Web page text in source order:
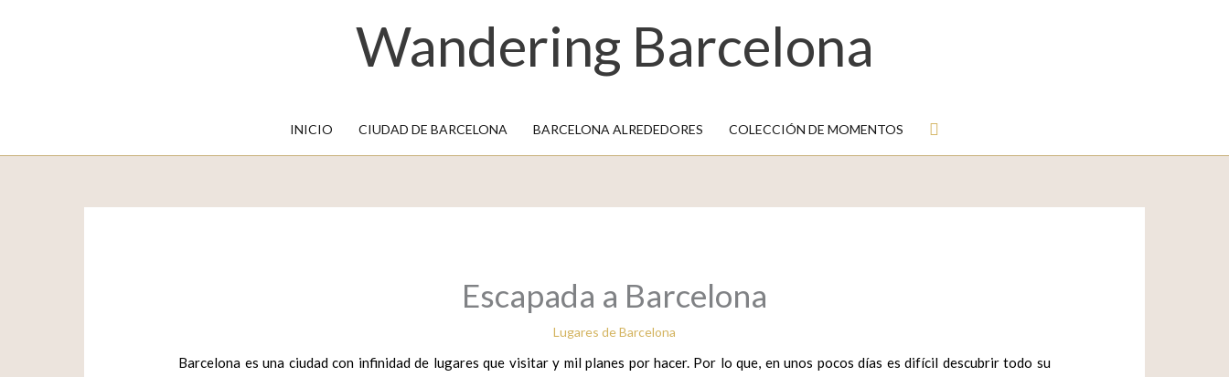
Wandering Barcelona
INICIO CIUDAD DE BARCELONA BARCELONA ALREDEDORES COLECCIÓN DE MOMENTOS Buscar
Escapada a Barcelona
Lugares de Barcelona
Barcelona es una ciudad con infinidad de lugares que visitar y mil planes por hacer. Por lo que, en unos pocos días es difícil descubrir todo su